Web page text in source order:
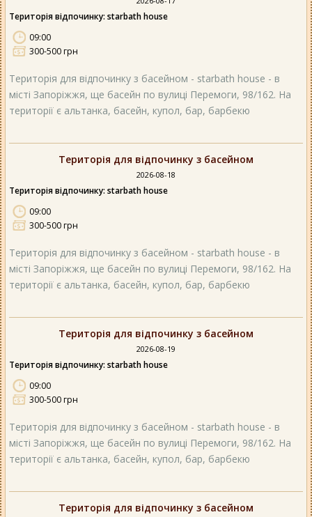
Територія відпочинку: starbath house
09:00
300-500 грн
Територія для відпочинку з басейном - starbath house - в
місті Запоріжжя, ще басейн по вулиці Перемоги, 98/162. На
території є альтанка, басейн, купол, бар, барбекю
Територія для відпочинку з басейном
2026-08-18
Територія відпочинку: starbath house
09:00
300-500 грн
Територія для відпочинку з басейном - starbath house - в
місті Запоріжжя, ще басейн по вулиці Перемоги, 98/162. На
території є альтанка, басейн, купол, бар, барбекю
Територія для відпочинку з басейном
2026-08-19
Територія відпочинку: starbath house
09:00
300-500 грн
Територія для відпочинку з басейном - starbath house - в
місті Запоріжжя, ще басейн по вулиці Перемоги, 98/162. На
території є альтанка, басейн, купол, бар, барбекю
Територія для відпочинку з басейном